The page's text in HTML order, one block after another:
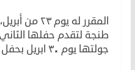
المقرر له يوم ٢٣ من أبريل، فيما
جولتها يوم ٣٠ ابريل بحفل في منتجع مازاجان.